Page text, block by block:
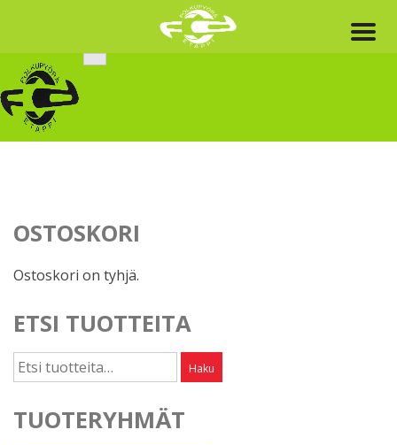
content
OSTOSKORI
Ostoskori on tyhjä.
ETSI TUOTTEITA
Etsi: Haku
TUOTERYHMÄT